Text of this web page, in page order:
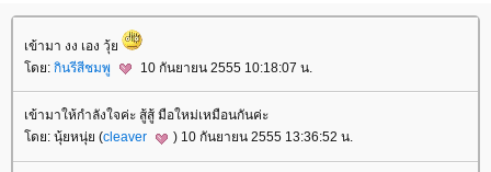
เข้ามา งง เอง วุ้
ดย: กินรีสีชมพู 10 กันยายน 2555 10:18:07 น.
เข้ามาให้กำลังใจค่ะ สู้สู้ มือใหม่เหมือนกันค่ะ
ดย: นุ้ยหนุ่ย (cleaver ) 10 กันยายน 2555 13:36:52 น.